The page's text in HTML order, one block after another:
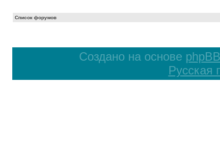
Список форумов
Создано на основе phpBB
Русская